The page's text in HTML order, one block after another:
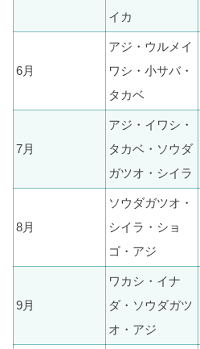
イカ
6月
アジ・ウルメイ
ワシ・小サバ・
タカベ
7月
アジ・イワシ・
タカベ・ソウダ
ガツオ・シイラ
8月
ソウダガツオ・
シイラ・ショ
ゴ・アジ
9月
ワカシ・イナ
ダ・ソウダガツ
オ・アジ